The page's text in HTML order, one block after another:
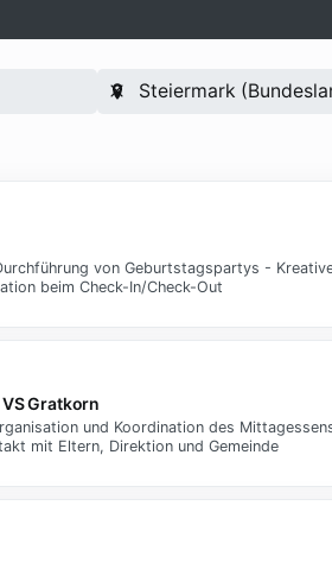
von Geburtstagspartys -
beim Check-In/Check-Out
Gratkorn
und Koordination des
mit Eltern, Direktion und Gemeinde